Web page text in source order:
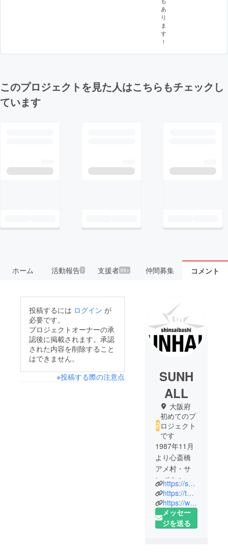
あ
り
ま
す
！
このプロジェクトを見た人はこちらもチェックし
ています
ホーム 活動報告7 支援者99+ 仲間募集 コメント
投稿するには ログイン が
必要です。
プロジェクトオーナーの承
認後に掲載されます。承認
された内容を削除すること
はできません。
※投稿する際の注意点
SUNH
ALL
大阪府
初めてのプ
ロジェクト
です
1987年11月
より心斎橋
アメ村・サ
ンボウルビ
ル地下2Fに
居を構える
歴史あるラ
イブホー
https://sunhall.jp
https://twitter.com/SUNHALLrenewal
https://www.facebook.com/shinsaibashi.sunhall
メッセー
ジを送る